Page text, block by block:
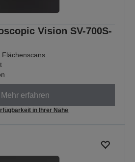
Vision SV-700S-
Flächenscans
Mehr erfahren
in Ihrer Nähe